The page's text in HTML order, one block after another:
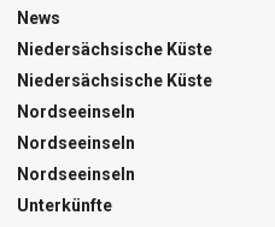
News
Niedersächsische Küste
Niedersächsische Küste
Nordseeinseln
Nordseeinseln
Nordseeinseln
Unterkünfte